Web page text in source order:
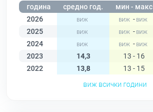
година средно год. мин - макс
2026
-
2025
-
2024
-
2023
14,3 13 - 16
2022
13,8 13 - 15
виж всички години